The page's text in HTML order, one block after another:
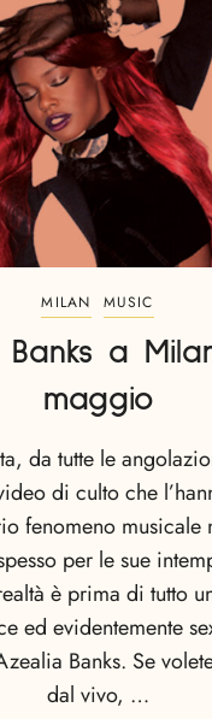
MILAN MUSIC
a
maggio
da tutte le
di culto che
fenomeno musicale
per le sue
è prima di tutto
ed evidentemente
Banks. Se
dal vivo, …